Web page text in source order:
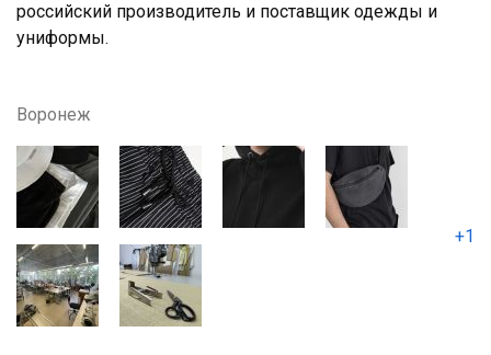
российский производитель и поставщик одежды и
униформы.
Воронеж
+1